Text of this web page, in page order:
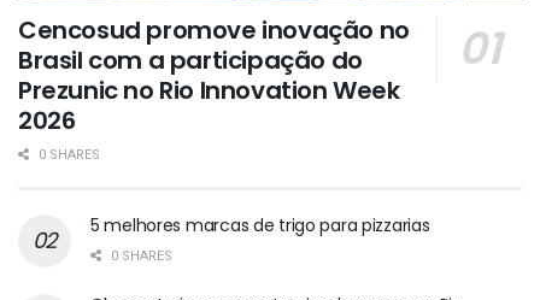
Cencosud promove inovação no
Brasil com a participação do
Prezunic no Rio Innovation Week
2026
0 SHARES
5 melhores marcas de trigo para pizzarias
0 SHARES